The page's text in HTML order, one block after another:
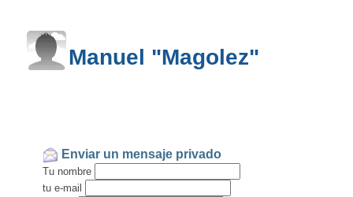
Manuel "Magolez"
Enviar un mensaje privado
Tu nombre
tu e-mail